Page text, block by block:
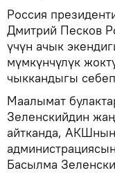
Россия
Дмитрий Песков
үчүн ачык
мүмкүнчүлүк
чыккандыгы
Маалымат
Зеленскийдин
айтканда,
Басылма